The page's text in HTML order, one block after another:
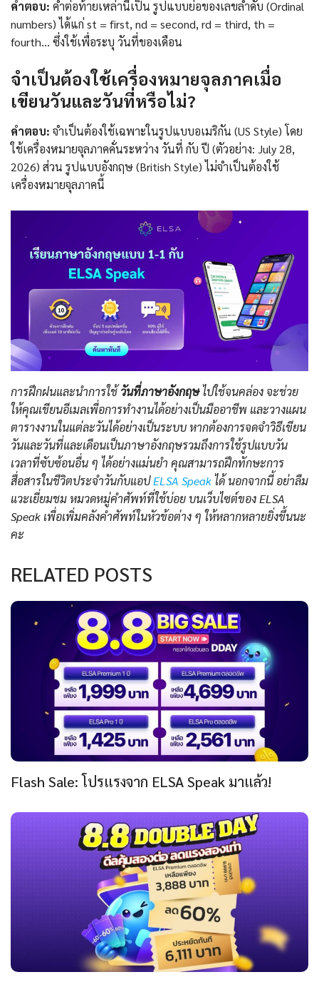
คำตอบ: คำต่อท้ายเหล่านี้เป็น รูปแบบย่อของเลขลำดับ (Ordinal
numbers) ได้แก่ st = first, nd = second, rd = third, th =
fourth… ซึ่งใช้เพื่อระบุ วันที่ของเดือน
จำเป็นต้องใช้เครื่องหมายจุลภาคเมื่อ
เขียนวันและวันที่หรือไม่?
คำตอบ: จำเป็นต้องใช้เฉพาะในรูปแบบอเมริกัน (US Style) โดย
ใช้เครื่องหมายจุลภาคคั่นระหว่าง วันที่ กับ ปี (ตัวอย่าง: July 28,
2026) ส่วน รูปแบบอังกฤษ (British Style) ไม่จำเป็นต้องใช้
เครื่องหมายจุลภาคนี้
การฝึกฝนและนำการใช้วันที่ภาษาอังกฤษไปใช้จนคล่อง จะช่วย
ให้คุณเขียนอีเมลเพื่อการทำงานได้อย่างเป็นมืออาชีพ และวางแผน
ตารางงานในแต่ละวันได้อย่างเป็นระบบ หากต้องการจดจำวิธีเขียน
วันและวันที่และเดือนเป็นภาษาอังกฤษรวมถึงการใช้รูปแบบวัน
เวลาที่ซับซ้อนอื่น ๆ ได้อย่างแม่นยำ คุณสามารถฝึกทักษะการ
สื่อสารในชีวิตประจำวันกับแอปELSA Speak ได้ นอกจากนี้ อย่าลืม
แวะเยี่ยมชม หมวดหมู่คำศัพท์ที่ใช้บ่อย บนเว็บไซต์ของ ELSA
Speak เพื่อเพิ่มคลังคำศัพท์ในหัวข้อต่าง ๆ ให้หลากหลายยิ่งขึ้นนะ
คะ
RELATED POSTS
Flash Sale: โปรแรงจาก ELSA Speak มาแล้ว!